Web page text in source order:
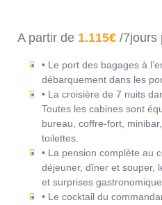
A partir de 1.115€ /7jours
• Le port des bagages à
débarquement dans les
• La croisière de 7 nuits
Toutes les cabines sont
bureau, coffre-fort,
toilettes.
• La pension complète au
déjeuner, dîner et souper,
et surprises
• Le cocktail du